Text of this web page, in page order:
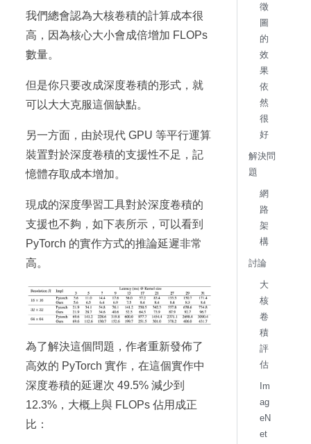
我們總會認為大核卷積的計算成本很
高，因為核心大小會成倍增加 FLOPs
數量。
但是你只要改成深度卷積的形式，就
可以大大克服這個缺點。
另一方面，由於現代 GPU 等平行運算
裝置對於深度卷積的支援性不足，記
憶體存取成本增加。
現成的深度學習工具對於深度卷積的
支援也不夠，如下表所示，可以看到
PyTorch 的實作方式的推論延遲非常
高。
為了解決這個問題，作者重新發佈了
高效的 PyTorch 實作，在這個實作中
深度卷積的延遲次 49.5% 減少到
12.3%，大概上與 FLOPs 佔用成正
比：
徵
圖
的
效
果
依
然
很
好
解決問
題
網
路
架
構
討論
大
核
卷
積
評
估
Im
ag
eN
et